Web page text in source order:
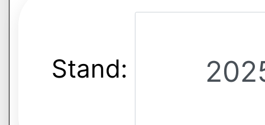
Stand: